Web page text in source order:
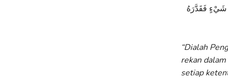
شَيْءٍ فَقَدَّرَهُ
“Dialah
rekan
setiap